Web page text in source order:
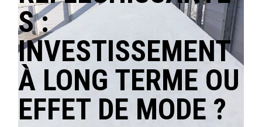
S :
INVESTISSEMENT
À LONG TERME OU
EFFET DE MODE ?